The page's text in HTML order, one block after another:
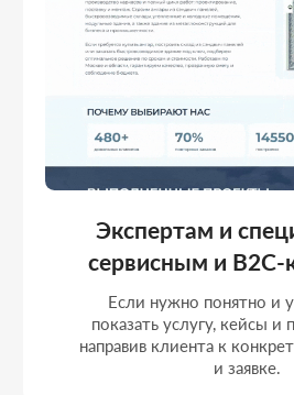
Тем, кто работает с рекламным
под измеримый результат в виде заявок и
Портфолио